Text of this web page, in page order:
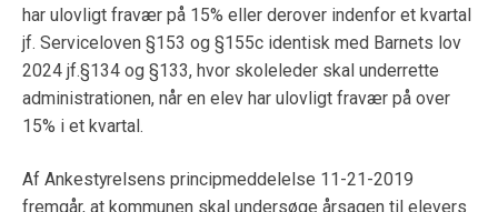
har ulovligt fravær på 15% eller derover indenfor et kvartal
jf. Serviceloven §153 og §155c identisk med Barnets lov
2024 jf.§134 og §133, hvor skoleleder skal underrette
administrationen, når en elev har ulovligt fravær på over
15% i et kvartal.
Af Ankestyrelsens principmeddelelse 11-21-2019
fremgår, at kommunen skal undersøge årsagen til elevers